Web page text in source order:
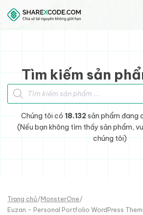
Skip to main content
Skip to footer
Tìm kiếm sản
Tìm kiếm sản phẩm
Chúng tôi có 18.132sản phẩm đang
(Nếu bạn không tìm thấy sản phẩm,
chúng tôi)
Trang chủ/MonsterOne/
Euzan - Personal Portfolio WordPress